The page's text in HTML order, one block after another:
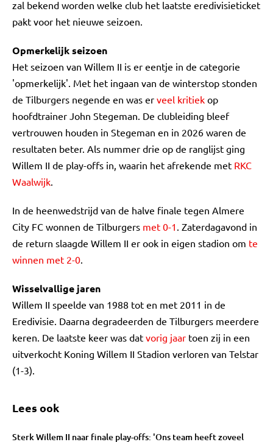
zal bekend worden welke club het laatste eredivisieticket
pakt voor het nieuwe seizoen.
Opmerkelijk seizoen
Het seizoen van Willem II is er eentje in de categorie
'opmerkelijk'. Met het ingaan van de winterstop stonden
de Tilburgers negende en was er veel kritiek op
hoofdtrainer John Stegeman. De clubleiding bleef
vertrouwen houden in Stegeman en in 2026 waren de
resultaten beter. Als nummer drie op de ranglijst ging
Willem II de play-offs in, waarin het afrekende met RKC
Waalwijk.
In de heenwedstrijd van de halve finale tegen Almere
City FC wonnen de Tilburgers met 0-1 . Zaterdagavond in
de return slaagde Willem II er ook in eigen stadion om te
winnen met 2-0.
Wisselvallige jaren
Willem II speelde van 1988 tot en met 2011 in de
Eredivisie. Daarna degradeerden de Tilburgers meerdere
keren. De laatste keer was dat vorig jaar toen zij in een
uitverkocht Koning Willem II Stadion verloren van Telstar
(1-3).
Lees ook
Sterk Willem II naar finale play-offs: 'Ons team heeft zoveel